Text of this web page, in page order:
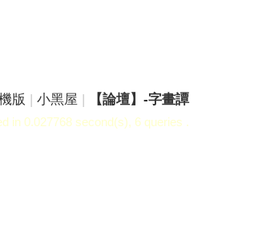
版 | 小黑屋 | 【論壇】-字畫譚
in 0.027768 second(s), 6 queries .